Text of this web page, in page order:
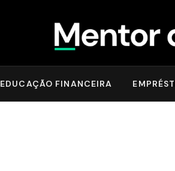
EDUCAÇÃO FINANCEIRA